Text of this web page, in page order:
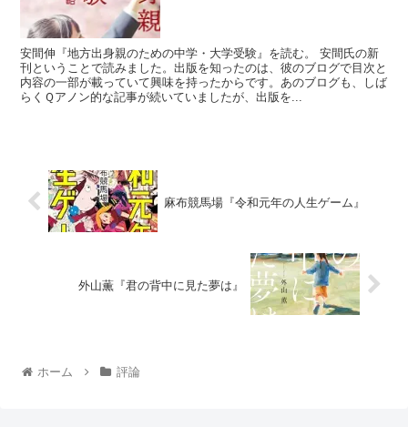
安間伸『地方出身親のための中学・大学受験』を読む。 安間氏の新
刊ということで読みました。出版を知ったのは、彼のブログで目次と
内容の一部が載っていて興味を持ったからです。あのブログも、しば
らくＱアノン的な記事が続いていましたが、出版を...
麻布競馬場『令和元年の人生ゲーム』
外山薫『君の背中に見た夢は』
ホーム 評論